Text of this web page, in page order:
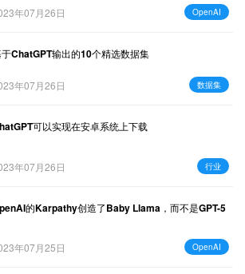
年07月26日 OpenAI
ChatGPT输出的10个精选数据集
年07月26日 数据集
可以实现在安卓系统上下载
年07月26日 行业
的Karpathy创造了Baby Llama，而不是GPT-5
年07月25日 OpenAI